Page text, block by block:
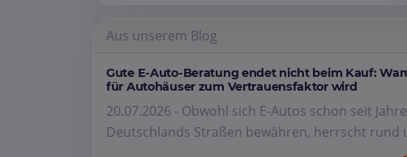
Aus unserem Blog
Gute E-Auto-Beratung endet nicht beim Kauf:
für Autohäuser zum Vertrauensfaktor wird
20.07.2026 - Obwohl sich E-Autos schon seit
Deutschlands Straßen bewähren, herrscht rund